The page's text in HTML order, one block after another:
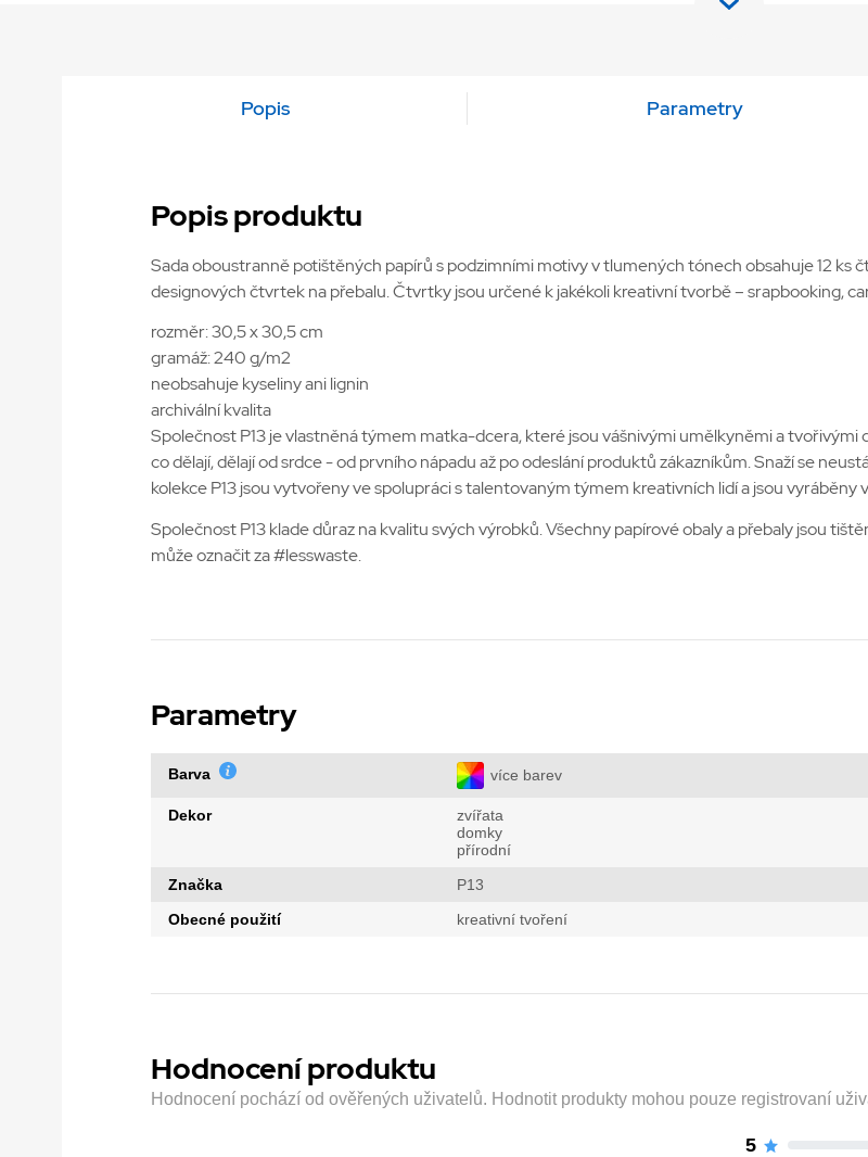
Popis Parametry
Popis produktu
Sada oboustranně potištěných papírů s podzimními motivy v tlumených tónech obsahuje 12 ks
designových čtvrtek na přebalu. Čtvrtky jsou určené k jakékoli kreativní tvorbě – srapbooking,
rozměr: 30,5 x 30,5 cm
gramáž: 240 g/m2
neobsahuje kyseliny ani lignin
archivální kvalita
Společnost P13 je vlastněná týmem matka-dcera, které jsou vášnivými umělkyněmi a
co dělají, dělají od srdce - od prvního nápadu až po odeslání produktů zákazníkům. Snaží se
kolekce P13 jsou vytvořeny ve spolupráci s talentovaným týmem kreativních lidí a jsou vyráběny
Společnost P13 klade důraz na kvalitu svých výrobků. Všechny papírové obaly a přebaly jsou
může označit za #lesswaste.
Parametry
Barva více barev
Dekor
zvířata
domky
přírodní
Značka
P13
Obecné použití
kreativní tvoření
Hodnocení produktu
Hodnocení pochází od ověřených uživatelů. Hodnotit produkty mohou pouze registrovaní
5